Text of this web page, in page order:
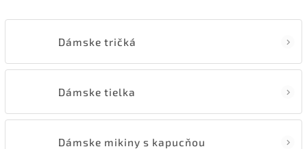
Dámske tričká
Dámske tielka
Dámske mikiny s kapucňou